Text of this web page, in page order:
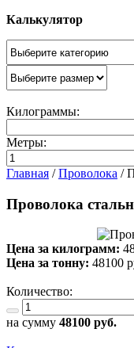
Калькулятор
Килограммы:
Метры:
Главная /Проволока /
Проволока
Цена за килограмм:
Цена за тонну: 48100
Количество:
на сумму 48100 руб.